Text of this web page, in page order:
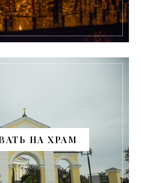
НА ХРАМ